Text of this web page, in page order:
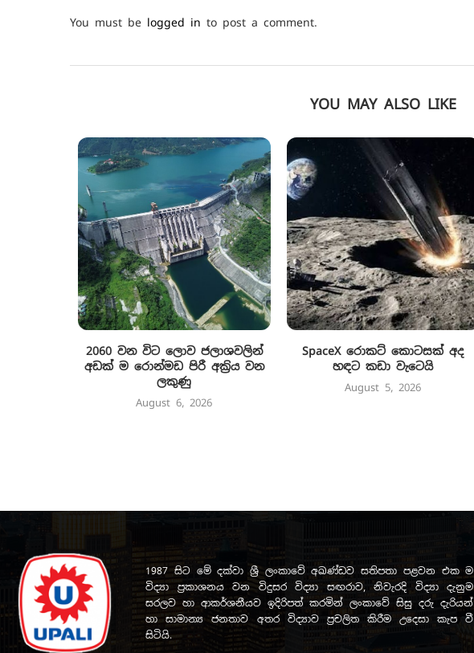
You must be logged in to post a comment.
YOU MAY ALSO LIKE
2060 වන විට ලොව ජලාශවලින්
අඩක් ම රොන්මඩ පිරී අක්‍රිය වන
ලකුණු
August 6, 2026
SpaceX රොකට් කොටසක් අද
හඳට කඩා වැටෙයි
August 5, 2026
1987 සිට මේ දක්වා ශ්‍රී ලංකාවේ අඛණ්ඩව සතිපතා පළවන එක ම
විද්‍යා ප්‍රකාශනය වන විදුසර විද්‍යා සඟරාව, නිවැරදි විද්‍යා දැනුම
සරලව හා ආකර්ශනීයව ඉදිරිපත් කරමින් ලංකාවේ සිසු දරු දැරියන්
හා සාමාන්‍ය ජනතාව අතර විද්‍යාව ප්‍රචලිත කිරීම උදෙසා කැප වී
සිටියි.